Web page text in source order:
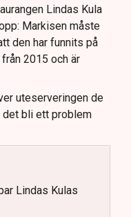
Lindas Kula
Markisen måste
den har funnits på
2015 och är
uteserveringen de
det bli ett problem
Lindas Kulas